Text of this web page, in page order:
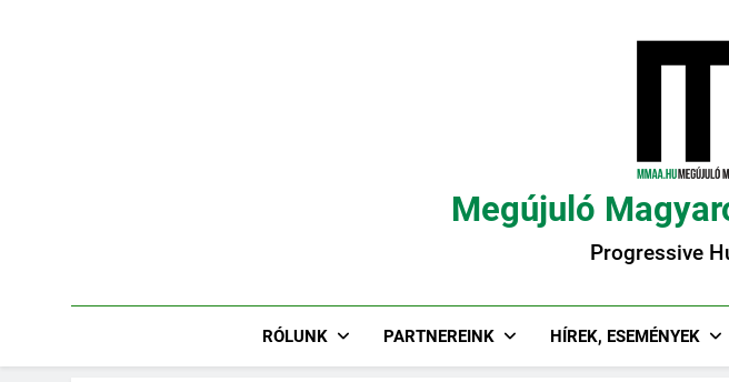
Megújuló
Progressive
RÓLUNK PARTNEREINK HÍREK, ESEMÉNYEK